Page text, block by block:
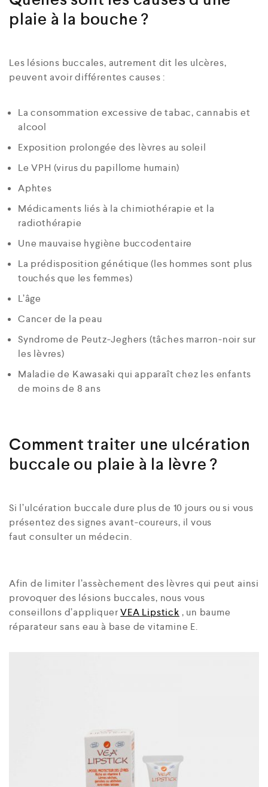
plaie à la bouche ?
Les lésions buccales, autrement dit les ulcères,
peuvent avoir différentes causes :
La consommation excessive de tabac, cannabis et
alcool
Exposition prolongée des lèvres au soleil
Le VPH (virus du papillome humain)
Aphtes
Médicaments liés à la chimiothérapie et la
radiothérapie
Une mauvaise hygiène buccodentaire
La prédisposition génétique (les hommes sont plus
touchés que les femmes)
L’âge
Cancer de la peau
Syndrome de Peutz-Jeghers (tâches marron-noir sur
les lèvres)
Maladie de Kawasaki qui apparaît chez les enfants
de moins de 8 ans
Comment traiter une ulcération
buccale ou plaie à la lèvre ?
Si l’ulcération buccale dure plus de 10 jours ou si vous
présentez des signes avant-coureurs, il vous
faut consulter un médecin.
Afin de limiter l’assèchement des lèvres qui peut ainsi
provoquer des lésions buccales, nous vous
conseillons d’appliquerVEA Lipstick , un baume
réparateur sans eau à base de vitamine E.